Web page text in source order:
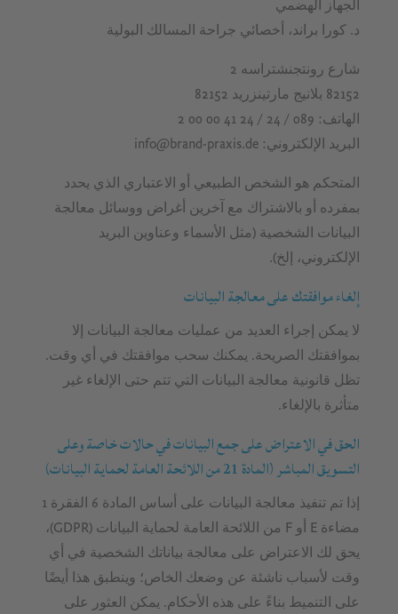
الجهاز الهضمي
د. كورا براند، أخصائي جراحة المسالك البولية
شارع رونتجنشتراسه 2
82152 بلانيج مارتينزريد 82152
الهاتف: 089 / 24 / 24 41 00 00 2
البريد الإلكتروني: info@brand-praxis.de
المتحكم هو الشخص الطبيعي أو الاعتباري الذي يحدد
بمفرده أو بالاشتراك مع آخرين أغراض ووسائل معالجة
البيانات الشخصية (مثل الأسماء وعناوين البريد
الإلكتروني، إلخ).
إلغاء موافقتك على معالجة البيانات
لا يمكن إجراء العديد من عمليات معالجة البيانات إلا
بموافقتك الصريحة. يمكنك سحب موافقتك في أي وقت.
تظل قانونية معالجة البيانات التي تتم حتى الإلغاء غير
متأثرة بالإلغاء.
الحق في الاعتراض على جمع البيانات في حالات خاصة وعلى
التسويق المباشر (المادة 21 من اللائحة العامة لحماية البيانات)
إذا تم تنفيذ معالجة البيانات على أساس المادة 6 الفقرة 1
مضاءة E أو F من اللائحة العامة لحماية البيانات (GDPR)،
يحق لك الاعتراض على معالجة بياناتك الشخصية في أي
وقت لأسباب ناشئة عن وضعك الخاص؛ وينطبق هذا أيضًا
على التنميط بناءً على هذه الأحكام. يمكن العثور على